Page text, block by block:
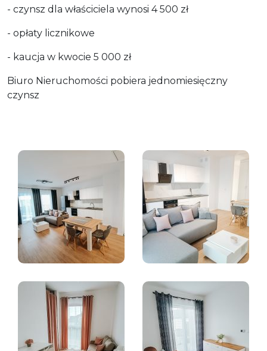
- czynsz dla właściciela wynosi 4 500 zł
- opłaty licznikowe
- kaucja w kwocie 5 000 zł
Biuro Nieruchomości pobiera jednomiesięczny
czynsz